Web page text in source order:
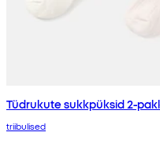
Tüdrukute sukkpüksid 2-
triibulised